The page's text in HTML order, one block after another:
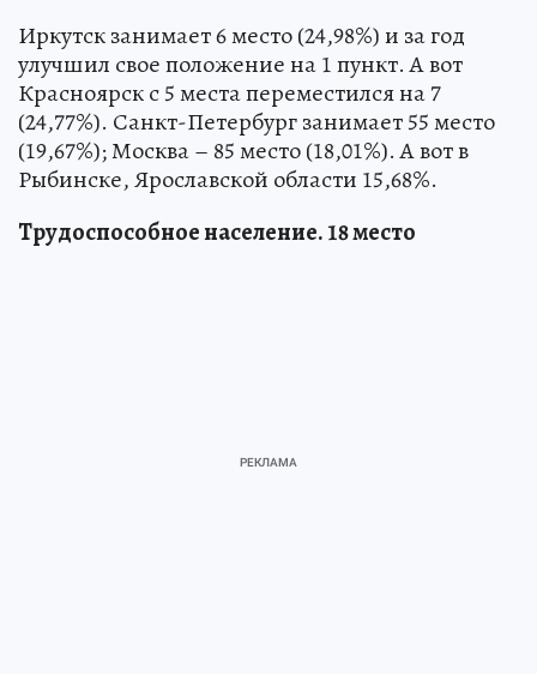
Иркутск занимает 6 место (24,98%) и за год
улучшил свое положение на 1 пункт. А вот
Красноярск с 5 места переместился на 7
(24,77%). Санкт-Петербург занимает 55 место
(19,67%); Москва – 85 место (18,01%). А вот в
Рыбинске, Ярославской области 15,68%.
Трудоспособное население. 18 место